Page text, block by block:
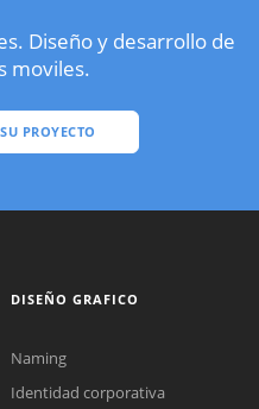
Diseño y desarrollo de
moviles.
PROYECTO
DISEÑO GRAFICO
Naming
Identidad corporativa